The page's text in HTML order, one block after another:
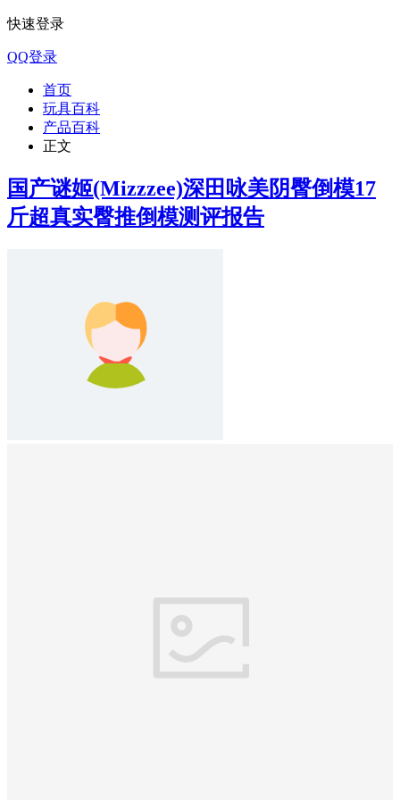
快速登录
QQ登录
首页
玩具百科
产品百科
正文
国产谜姬(Mizzzee)深田咏美阴臀倒模17
斤超真实臀推倒模测评报告